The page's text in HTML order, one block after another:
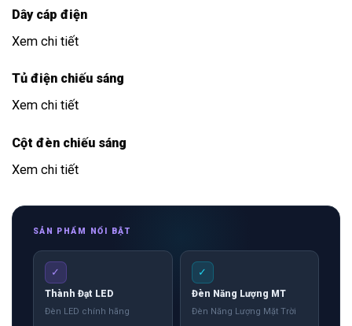
Dây cáp điện
Xem chi tiết
Tủ điện chiếu sáng
Xem chi tiết
Cột đèn chiếu sáng
Xem chi tiết
SẢN PHẨM NỔI BẬT
✓
Thành Đạt LED
Đèn LED chính hãng
✓
Đèn Năng Lượng MT
Đèn Năng Lượng Mặt Trời